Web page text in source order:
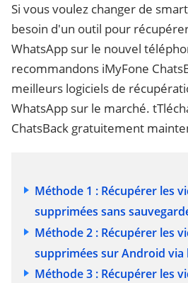
Si vous voulez changer de
besoin d'un outil pour
WhatsApp sur le nouvel
recommandons iMyFone
meilleurs logiciels de
WhatsApp sur le marché.
ChatsBack gratuitement
Méthode 1 : Récupérer les
supprimées sans
Méthode 2 : Récupérer les
supprimées sur Android via
Méthode 3 : Récupérer les